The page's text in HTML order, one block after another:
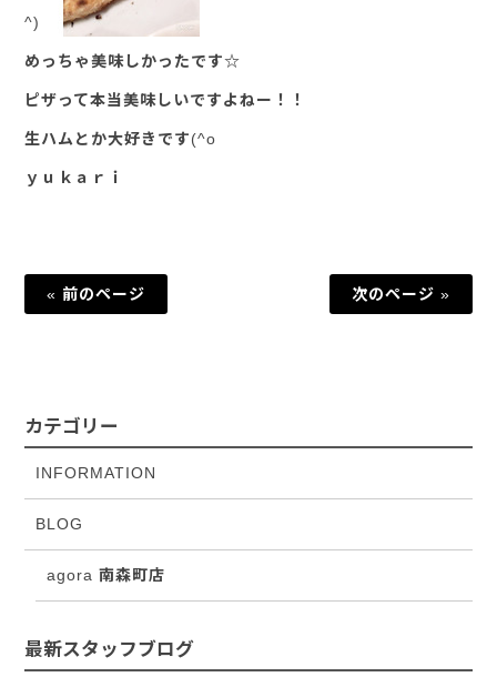
^)
めっちゃ美味しかったです☆
ピザって本当美味しいですよねー！！
生ハムとか大好きです(^o
ｙｕｋａｒｉ
« 前のページ 次のページ »
カテゴリー
INFORMATION
BLOG
agora 南森町店
最新スタッフブログ